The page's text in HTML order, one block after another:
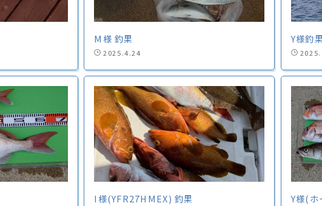
M様 釣果
2025.4.24
Y様釣果
I様(YFR27HMEX) 釣果 Y様(ホ